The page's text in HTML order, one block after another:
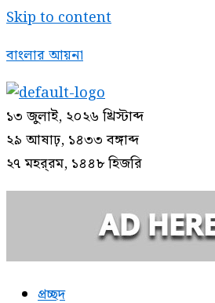
Skip to content
বাংলার আয়না
১৩ জুলাই, ২০২৬ খ্রিস্টাব্দ
২৯ আষাঢ়, ১৪৩৩ বঙ্গাব্দ
২৭ মহর্‌রম, ১৪৪৮ হিজরি
প্রচ্ছদ